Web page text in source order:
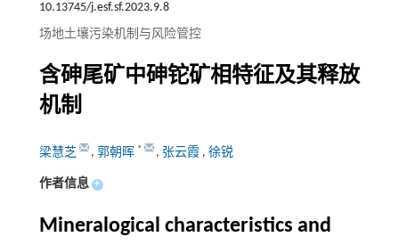
10.13745/j.esf.sf.2023.9.8
场地土壤污染机制与风险管控
含砷尾矿中砷铊矿相特征及其释放
机制
梁慧芝 , 郭朝晖 * , 张云霞 , 徐锐
作者信息 +
Mineralogical characteristics and